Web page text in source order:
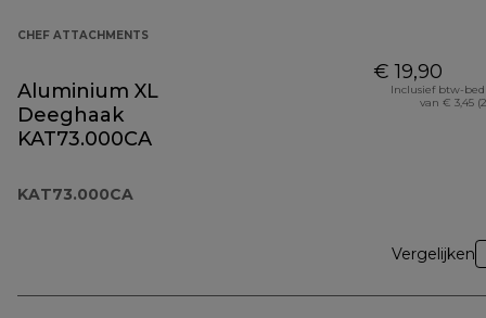
CHEF ATTACHMENTS
Aluminium XL
Deeghaak
KAT73.000CA
KAT73.000CA
€ 19,90
Inclusief btw-
van € 3,45
Vergelijken